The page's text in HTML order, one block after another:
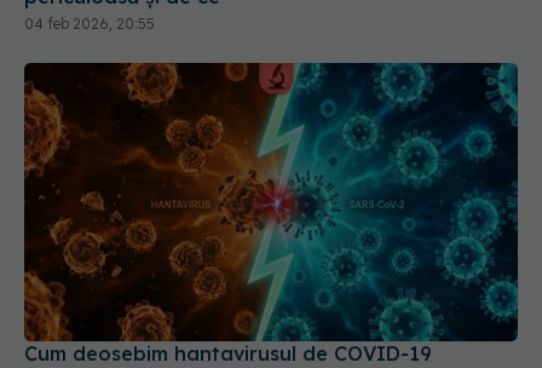
Cum deosebim hantavirusul de COVID-19
08 mai 2026, 17:46